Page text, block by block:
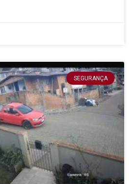
SEGURANÇA